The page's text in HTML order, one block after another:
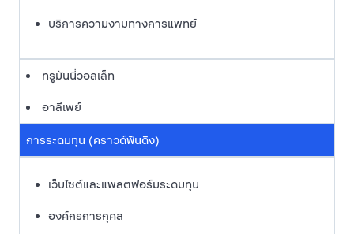
บริการความงามทางการแพทย์
ทรูมันนี่วอลเล็ท
อาลีเพย์
การระดมทุน (คราวด์ฟันดิง)
เว็บไซต์และแพลตฟอร์มระดมทุน
องค์กรการกุศล